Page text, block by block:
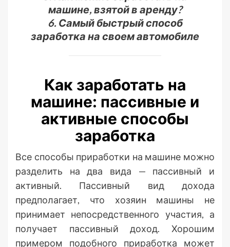
машине, взятой в аренду?
6. Самый быстрый способ
заработка на своем автомобиле
Как заработать на
машине: пассивные и
активные способы
заработка
Все способы приработки на машине можно
разделить на два вида — пассивный и
активный. Пассивный вид дохода
предполагает, что хозяин машины не
принимает непосредственного участия, а
получает пассивный доход. Хорошим
примером подобного приработка может